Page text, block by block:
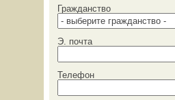
Гражданство
Э. почта
Телефон